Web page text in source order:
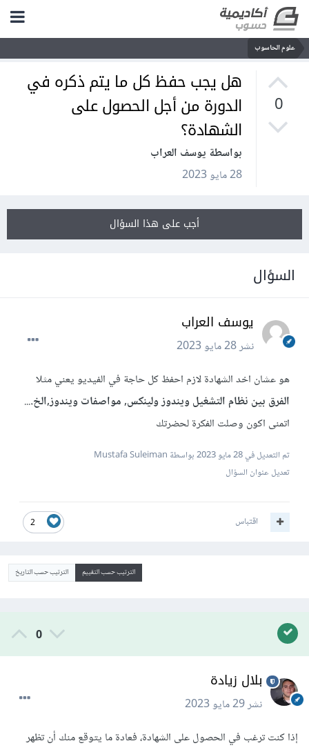
علوم الحاسوب
0
هل يجب حفظ كل ما يتم ذكره في
الدورة من أجل الحصول على
الشهادة؟
بواسطة يوسف العراب
28 مايو 2023
أجب على هذا السؤال
السؤال
يوسف العراب
نشر28 مايو 2023
هو عشان اخد الشهادة لازم احفظ كل حاجة في الفيديو يعني مثلا
الفرق بين نظام التشغيل ويندوز ولينكس, مواصفات ويندوز,الخ....
اتمنى اكون وصلت الفكرة لحضرتك
تم التعديل في28 مايو 2023
بواسطة Mustafa Suleiman
تعديل عنوان السؤال
2 اقتباس
الترتيب حسب التقييم الترتيب حسب التاريخ
0
بلال زيادة
نشر29 مايو 2023
إذا كنت ترغب في الحصول على الشهادة، فعادة ما يتوقع منك أن تظهر